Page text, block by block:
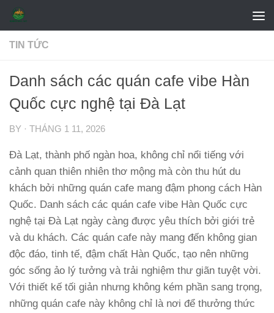
Skip to content
TIN TỨC
Danh sách các quán cafe vibe Hàn
Quốc cực nghệ tại Đà Lạt
BY · THÁNG 1 11, 2026
Đà Lạt, thành phố ngàn hoa, không chỉ nổi tiếng với
cảnh quan thiên nhiên thơ mộng mà còn thu hút du
khách bởi những quán cafe mang đậm phong cách Hàn
Quốc. Danh sách các quán cafe vibe Hàn Quốc cực
nghệ tại Đà Lạt ngày càng được yêu thích bởi giới trẻ
và du khách. Các quán cafe này mang đến không gian
độc đáo, tinh tế, đậm chất Hàn Quốc, tạo nên những
góc sống ảo lý tưởng và trải nghiệm thư giãn tuyệt vời.
Với thiết kế tối giản nhưng không kém phần sang trọng,
những quán cafe này không chỉ là nơi để thưởng thức